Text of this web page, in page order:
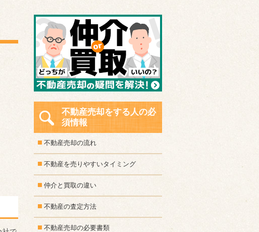
不動産売却をする人の必
須情報
不動産売却の流れ
不動産を売りやすいタイミング
仲介と買取の違い
不動産の査定方法
不動産売却の必要書類